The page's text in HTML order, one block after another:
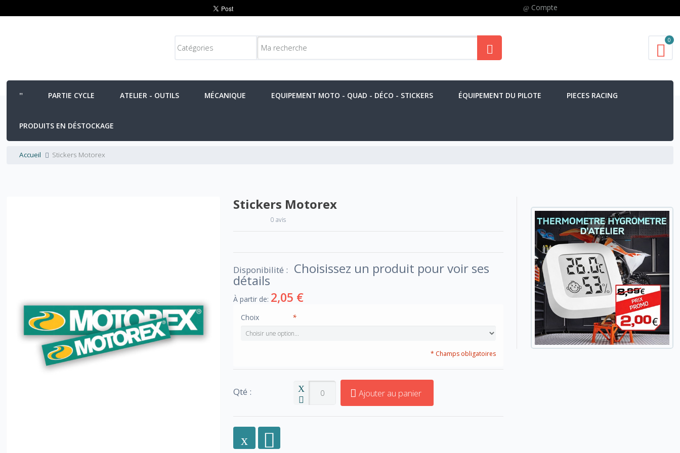
Compte
0
PARTIE CYCLE ATELIER - OUTILS MÉCANIQUE EQUIPEMENT MOTO - QUAD - DÉCO - STICKERS ÉQUIPEMENT DU PILOTE PIECES RACING
PRODUITS EN DÉSTOCKAGE
Accueil Stickers Motorex
Stickers Motorex
0 avis
Disponibilité : Choisissez un produit pour voir ses
détails
À partir de: 2,05 €
*
Choix
* Champs obligatoires
Qté : Ajouter au panier